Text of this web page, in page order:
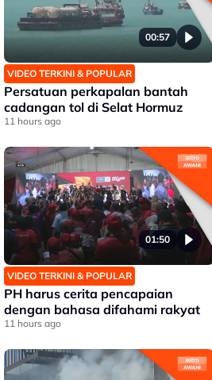
00:57
VIDEO TERKINI & POPULAR
Persatuan perkapalan bantah
cadangan tol di Selat Hormuz
11 hours ago
01:50
VIDEO TERKINI & POPULAR
PH harus cerita pencapaian
dengan bahasa difahami rakyat
11 hours ago